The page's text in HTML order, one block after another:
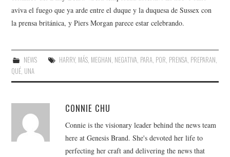
aviva el fuego que ya arde entre el duque y la duquesa de Sussex con
la prensa británica, y Piers Morgan parece estar celebrando.
NEWS HARRY, MÁS, MEGHAN NEGATIVA, PARA, POR PRENSA, PREPARAN
QUÉ UNA
CONNIE CHU
Connie is the visionary leader behind the news team
here at Genesis Brand. She's devoted her life to
perfecting her craft and delivering the news that